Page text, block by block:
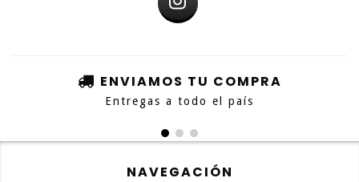
ENVIAMOS TU COMPRA
Entregas a todo el país
NAVEGACIÓN